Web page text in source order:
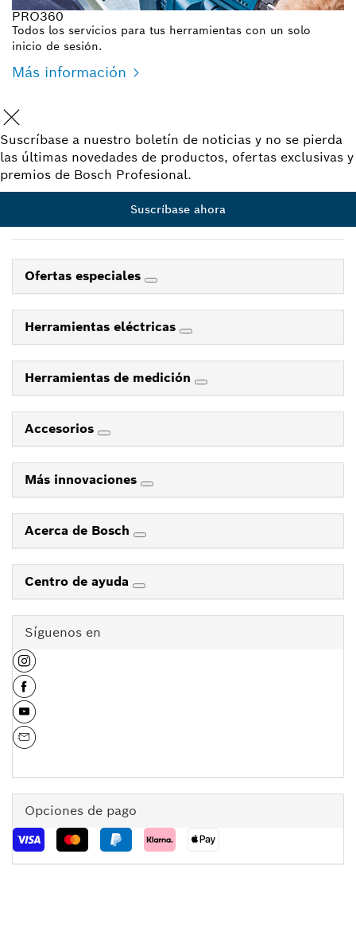
PRO360
Todos los servicios para tus herramientas con un solo
inicio de sesión.
Más información
Suscríbase a nuestro boletín de noticias y no se pierda
las últimas novedades de productos, ofertas exclusivas y
premios de Bosch Profesional.
Suscríbase ahora
Ofertas especiales
Herramientas eléctricas
Herramientas de medición
Accesorios
Más innovaciones
Acerca de Bosch
Centro de ayuda
Síguenos en
Opciones de pago